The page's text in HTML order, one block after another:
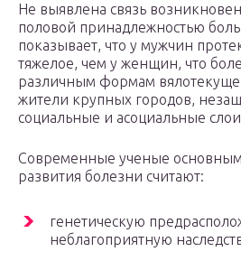
Не выявлена связь
половой принадлежностью
показывает, что у мужчин
тяжелое, чем у женщин, что
различным формам
жители крупных городов,
социальные и асоциальные
Современные ученые
развития болезни считают:
генетическую
неблагоприятную